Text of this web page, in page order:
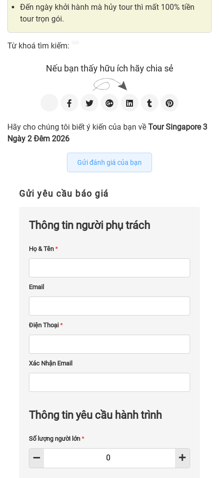
Đến ngày khởi hành mà hủy tour thì mất 100% tiền
tour trọn gói.
Từ khoá tìm kiếm:
Nếu bạn thấy hữu ích hãy chia sẻ
Hãy cho chúng tôi biết ý kiến của bạn về Tour Singapore 3
Ngày 2 Đêm 2026
Gửi đánh giá của bạn
Gửi yêu cầu báo giá
Thông tin người phụ trách
Họ & Tên *
Email
Điện Thoại *
Xác Nhận Email
Thông tin yêu cầu hành trình
Số lượng người lớn *